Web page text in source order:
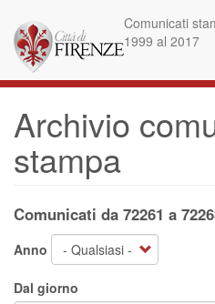
contenuto
principale
Comunicati
1999 al 2017
Archivio
stampa
Comunicati da 72261 a
Anno
Dal giorno